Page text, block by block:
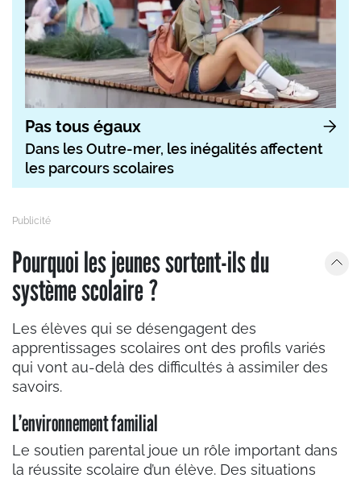
Pas tous égaux
Dans les Outre-mer, les inégalités affectent
les parcours scolaires
Pourquoi les jeunes sortent-ils du
système scolaire ?
Les élèves qui se désengagent des
apprentissages scolaires ont des profils variés
qui vont au-delà des difficultés à assimiler des
savoirs.
L’environnement familial
Le soutien parental joue un rôle important dans
la réussite scolaire d’un élève. Des situations